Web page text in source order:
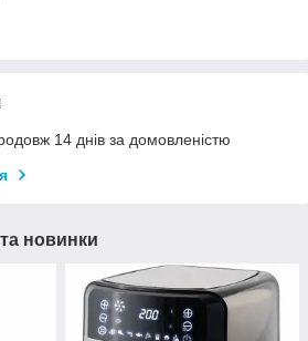
14 днів за домовленістю
та новинки